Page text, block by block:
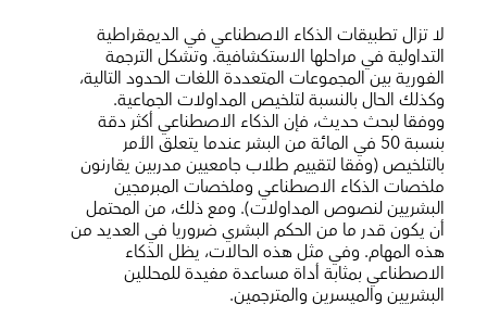
لا تزال تطبيقات الذكاء الاصطناعي في الديمقراطية
التداولية في مراحلها الاستكشافية. وتشكل الترجمة
الفورية بين المجموعات المتعددة اللغات الحدود التالية،
وكذلك الحال بالنسبة لتلخيص المداولات الجماعية.
ووفقا لبحث حديث، فإن الذكاء الاصطناعي أكثر دقة
بنسبة 50 في المائة من البشر عندما يتعلق الأمر
بالتلخيص (وفقا لتقييم طلاب جامعيين مدربين يقارنون
ملخصات الذكاء الاصطناعي وملخصات المبرمجين
البشريين لنصوص المداولات). ومع ذلك، من المحتمل
أن يكون قدر ما من الحكم البشري ضروريا في العديد من
هذه المهام. وفي مثل هذه الحالات، يظل الذكاء
الاصطناعي بمثابة أداة مساعدة مفيدة للمحللين
البشريين والميسرين والمترجمين.